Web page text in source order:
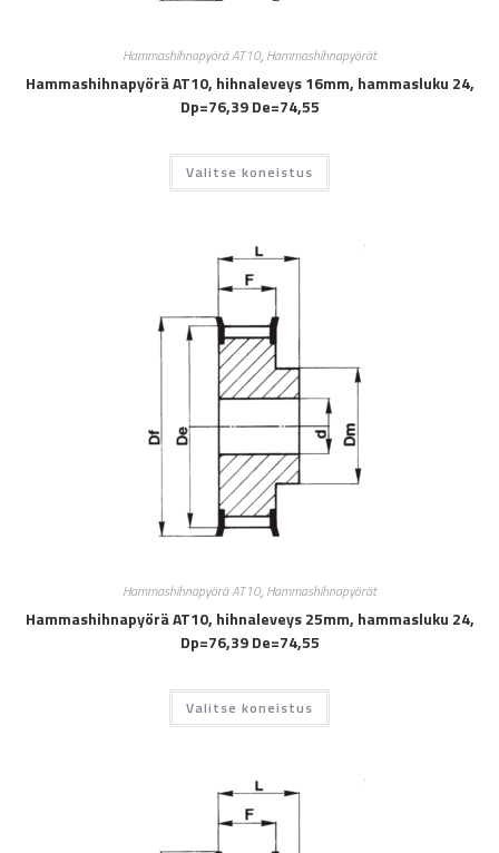
Hammashihnapyörä AT10, Hammashihnapyörät
Hammashihnapyörä AT10, hihnaleveys 16mm, hammasluku 24,
Dp=76,39 De=74,55
Valitse koneistus
Hammashihnapyörä AT10, Hammashihnapyörät
Hammashihnapyörä AT10, hihnaleveys 25mm, hammasluku 24,
Dp=76,39 De=74,55
Valitse koneistus